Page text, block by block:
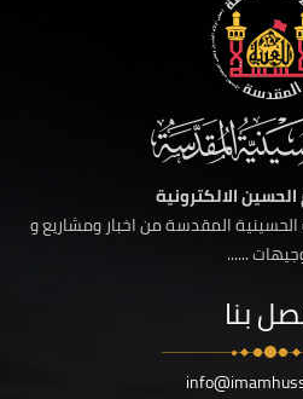
الحسين الالكترونية
المقدسة من اخبار ومشاريع و
......
بنا